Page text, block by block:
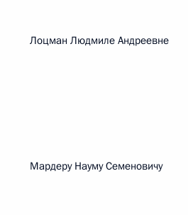
Лоцман Людмиле Андреевне
Мардеру Науму Семеновичу